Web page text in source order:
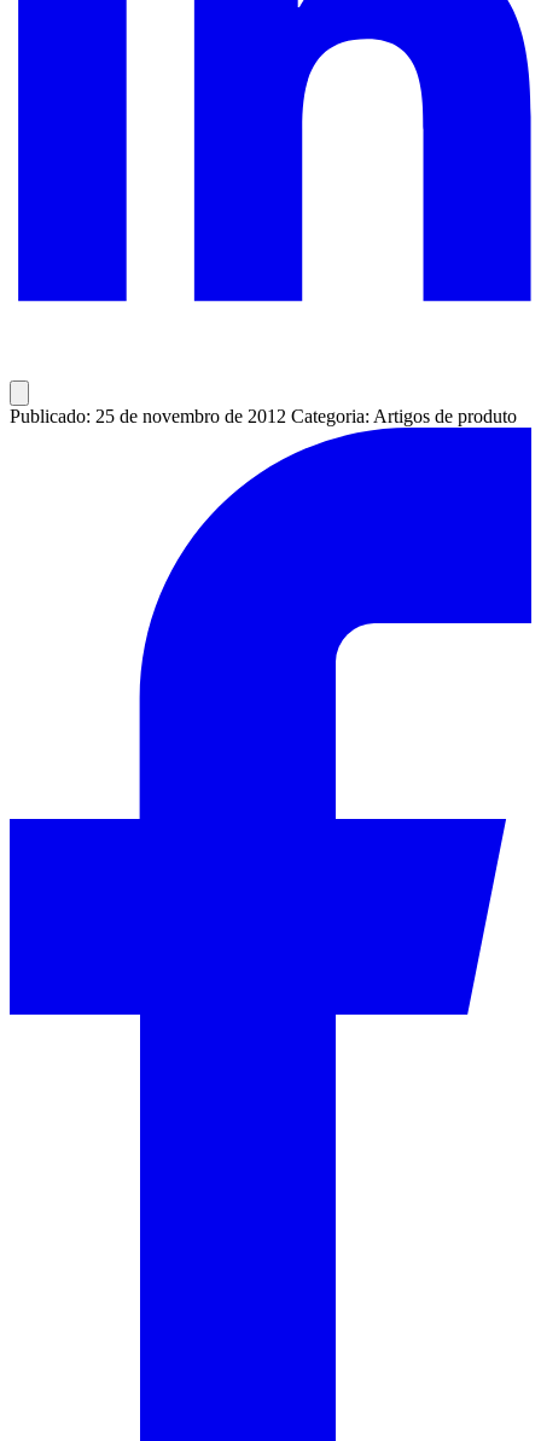
Publicado: 25 de novembro de 2012 Categoria: Artigos de produto